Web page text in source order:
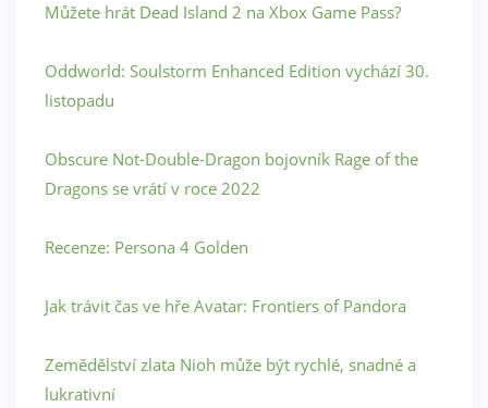
Můžete hrát Dead Island 2 na Xbox Game Pass?
Oddworld: Soulstorm Enhanced Edition vychází 30.
listopadu
Obscure Not-Double-Dragon bojovník Rage of the
Dragons se vrátí v roce 2022
Recenze: Persona 4 Golden
Jak trávit čas ve hře Avatar: Frontiers of Pandora
Zemědělství zlata Nioh může být rychlé, snadné a
lukrativní